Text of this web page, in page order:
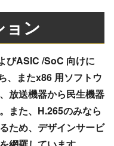
ョン
びASIC /SoC 向けに
、またx86 用ソフトウ
放送機器から民生機器
また、H.265のみなら
ため、デザインサービ